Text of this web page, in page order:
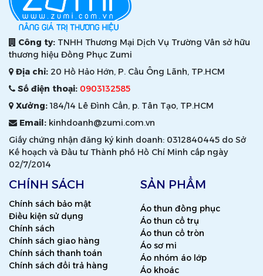
Công ty: TNHH Thương Mại Dịch Vụ Trường Vân sở hữu
thương hiệu Đồng Phục Zumi
Địa chỉ: 20 Hồ Hảo Hớn, P. Cầu Ông Lãnh, TP.HCM
Số điện thoại: 0903132585
Xưởng:184/14 Lê Đình Cẩn, p. Tân Tạo, TP.HCM
Email: kinhdoanh@zumi.com.vn
Giấy chứng nhận đăng ký kinh doanh: 0312840445 do Sở
Kế hoạch và Đầu tư Thành phố Hồ Chí Minh cấp ngày
02/7/2014
CHÍNH SÁCH
Chính sách bảo mật
Điều kiện sử dụng
Chính sách
Chính sách giao hàng
Chính sách thanh toán
Chính sách đổi trả hàng
SẢN PHẨM
Áo thun đồng phục
Áo thun cổ trụ
Áo thun cổ tròn
Áo sơ mi
Áo nhóm áo lớp
Áo khoác